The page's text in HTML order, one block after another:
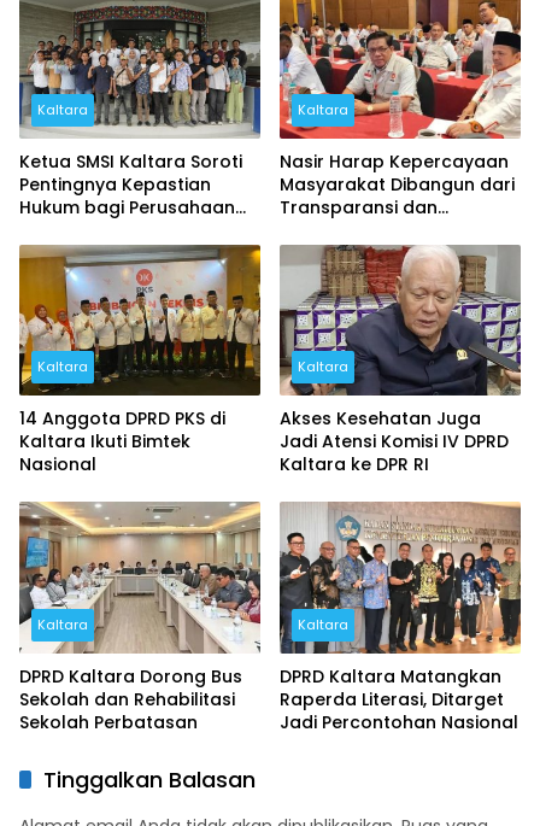
Kaltara
Ketua SMSI Kaltara Soroti
Pentingnya Kepastian
Hukum bagi Perusahaan
Kaltara
Nasir Harap Kepercayaan
Masyarakat Dibangun dari
Transparansi dan
Kaltara
14 Anggota DPRD PKS di
Kaltara Ikuti Bimtek
Nasional
Kaltara
Akses Kesehatan Juga
Jadi Atensi Komisi IV DPRD
Kaltara ke DPR RI
Kaltara
DPRD Kaltara Dorong Bus
Sekolah dan Rehabilitasi
Sekolah Perbatasan
Kaltara
DPRD Kaltara Matangkan
Raperda Literasi, Ditarget
Jadi Percontohan Nasional
Tinggalkan Balasan